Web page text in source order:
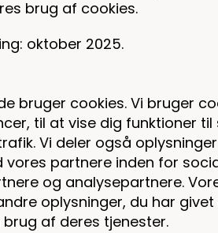
brug af cookies.
oktober 2025.
bruger cookies. Vi bruger
til at vise dig funktioner
Vi deler også
vores partnere inden for
og analysepartnere.
oplysninger, du har
af deres tjenester.